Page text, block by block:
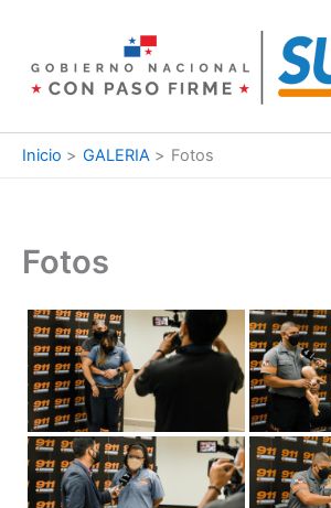
contenido
Inicio GALERIA Fotos
Fotos